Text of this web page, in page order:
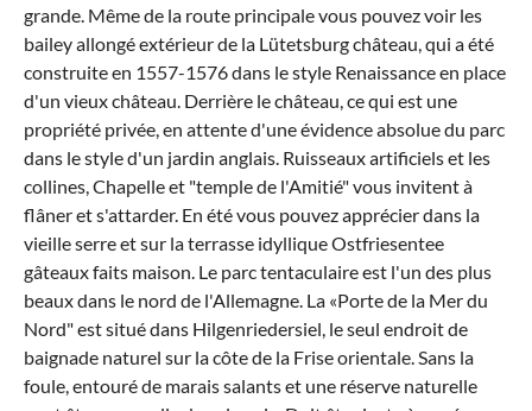
grande. Même de la route principale vous pouvez voir les
bailey allongé extérieur de la Lütetsburg château, qui a été
construite en 1557-1576 dans le style Renaissance en place
d'un vieux château. Derrière le château, ce qui est une
propriété privée, en attente d'une évidence absolue du parc
dans le style d'un jardin anglais. Ruisseaux artificiels et les
collines, Chapelle et "temple de l'Amitié" vous invitent à
flâner et s'attarder. En été vous pouvez apprécier dans la
vieille serre et sur la terrasse idyllique Ostfriesentee
gâteaux faits maison. Le parc tentaculaire est l'un des plus
beaux dans le nord de l'Allemagne. La «Porte de la Mer du
Nord" est situé dans Hilgenriedersiel, le seul endroit de
baignade naturel sur la côte de la Frise orientale. Sans la
foule, entouré de marais salants et une réserve naturelle